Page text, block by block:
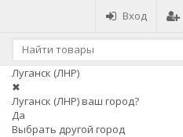
Вход
Луганск (ЛНР)
✖
Луганск (ЛНР) ваш город?
Да
Выбрать другой город